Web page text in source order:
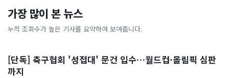
가장 많이 본 뉴스
누적 조회수가 높은 기사를 요약하여 보여줍니다.
[단독] 축구협회 '성접대' 문건 입수…월드컵·올림픽 심판
까지